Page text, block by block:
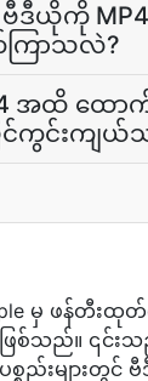
ဗီဒီယိုကို
ြာသလဲ?
အထိ ထော
င်ကွင်းကျ
မှ ဖန်တီးထု
ဖြစ်သည်။ ၎င်း
ပစ္စည်းများတွ